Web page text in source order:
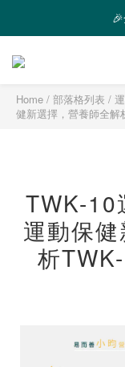
❤️ 霸
❤️ 霸
Home / 部落格列表 /
健新選擇，營養師全解
TWK-10
運動保
析